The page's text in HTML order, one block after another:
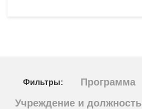
Фильтры:
Программа
Учреждение и должность